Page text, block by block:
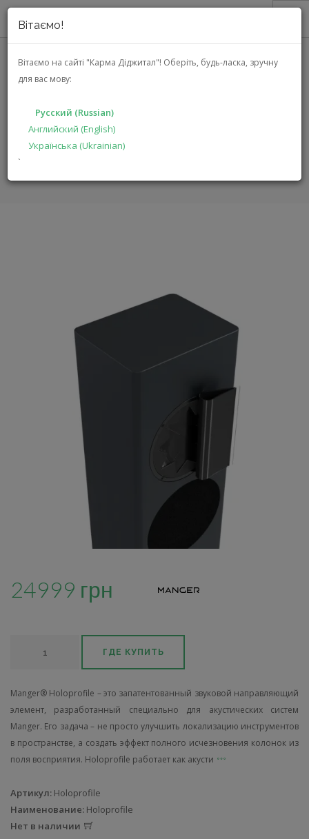
Вітаємо!
Вітаємо на сайті "Карма Діджитал"! Оберіть, будь-ласка, зручну
для вас мову:
Русский (Russian)
Английский (English)
Українська (Ukrainian)
`
О НАС
АКЦИИ
РЕШЕНИЯ
ПРОИЗВОДИТЕЛЯМ
ГЛАВНАЯ КАТАЛОГ
24999 грн
ГДЕ КУПИТЬ
Manger® Holoprofile – это запатентованный звуковой направляющий
элемент, разработанный специально для акустических систем
Manger. Его задача – не просто улучшить локализацию инструментов
в пространстве, а создать эффект полного исчезновения колонок из
поля восприятия. Holoprofile работает как акусти
Артикул: Holoprofile
Наименование: Holoprofile
Нет в наличии